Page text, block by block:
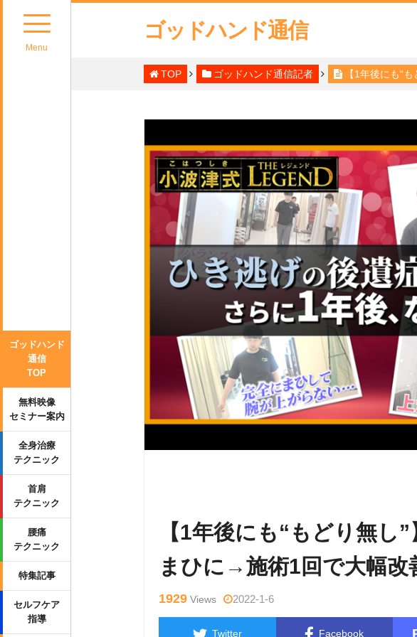
Menu
ゴッドハンド
通信
TOP
無料映像
セミナー案内
全身治療
テクニック
首肩
テクニック
腰痛
テクニック
特集記事
セルフケア
指導
ゴッドハンド通信
TOP ゴッドハンド通信記者 【1年後にも“
【1年後にも“もどり無し
まひに→施術1回で大幅
1929 Views 2022-1-6
Twitter Facebook